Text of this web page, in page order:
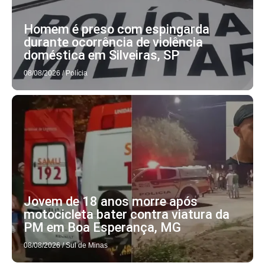
Homem é preso com espingarda
durante ocorrência de violência
doméstica em Silveiras, SP
08/08/2026 / Polícia
Jovem de 18 anos morre após
motocicleta bater contra viatura da
PM em Boa Esperança, MG
08/08/2026 / Sul de Minas